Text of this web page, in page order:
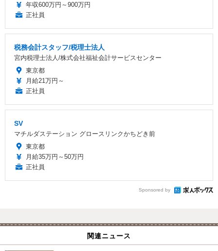
年収600万円～900万円
正社員
税務会計スタッフ/税理士法人
宮内税理士法人/株式会社福祉会計サービスセンター
東京都
月給21万円～
正社員
SV
マチルダステーション グロースリンクかちどき前
東京都
月給35万円～50万円
正社員
Sponsored by
関連ニュース